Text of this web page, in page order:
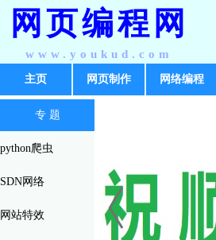
网页编程网
www.youkud.com
主页 网页制作 网络编程
专 题
python爬虫
SDN网络
网站特效